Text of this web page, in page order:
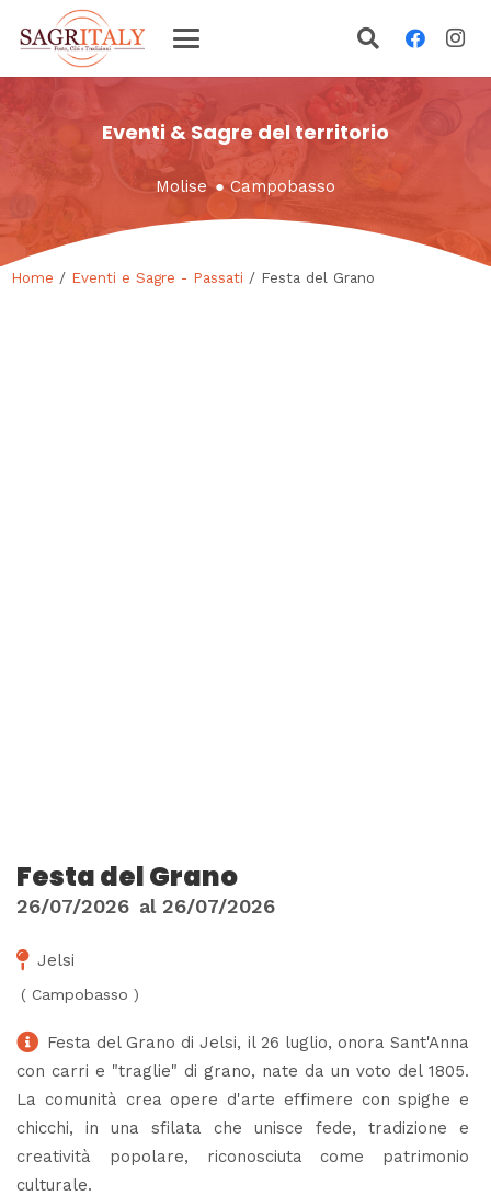
Eventi & Sagre del territorio
Molise ●Campobasso
Home / Eventi e Sagre - Passati / Festa del Grano
Festa del Grano
26/07/2026 al 26/07/2026
Jelsi
( Campobasso )
Festa del Grano di Jelsi, il 26 luglio, onora Sant'Anna
con carri e "traglie" di grano, nate da un voto del 1805.
La comunità crea opere d'arte effimere con spighe e
chicchi, in una sfilata che unisce fede, tradizione e
creatività popolare, riconosciuta come patrimonio
culturale.